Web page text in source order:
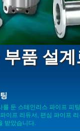
품 설
둔 스테인리스 파이프 피
이프 리듀서, 편심 파이프
받았습니다.